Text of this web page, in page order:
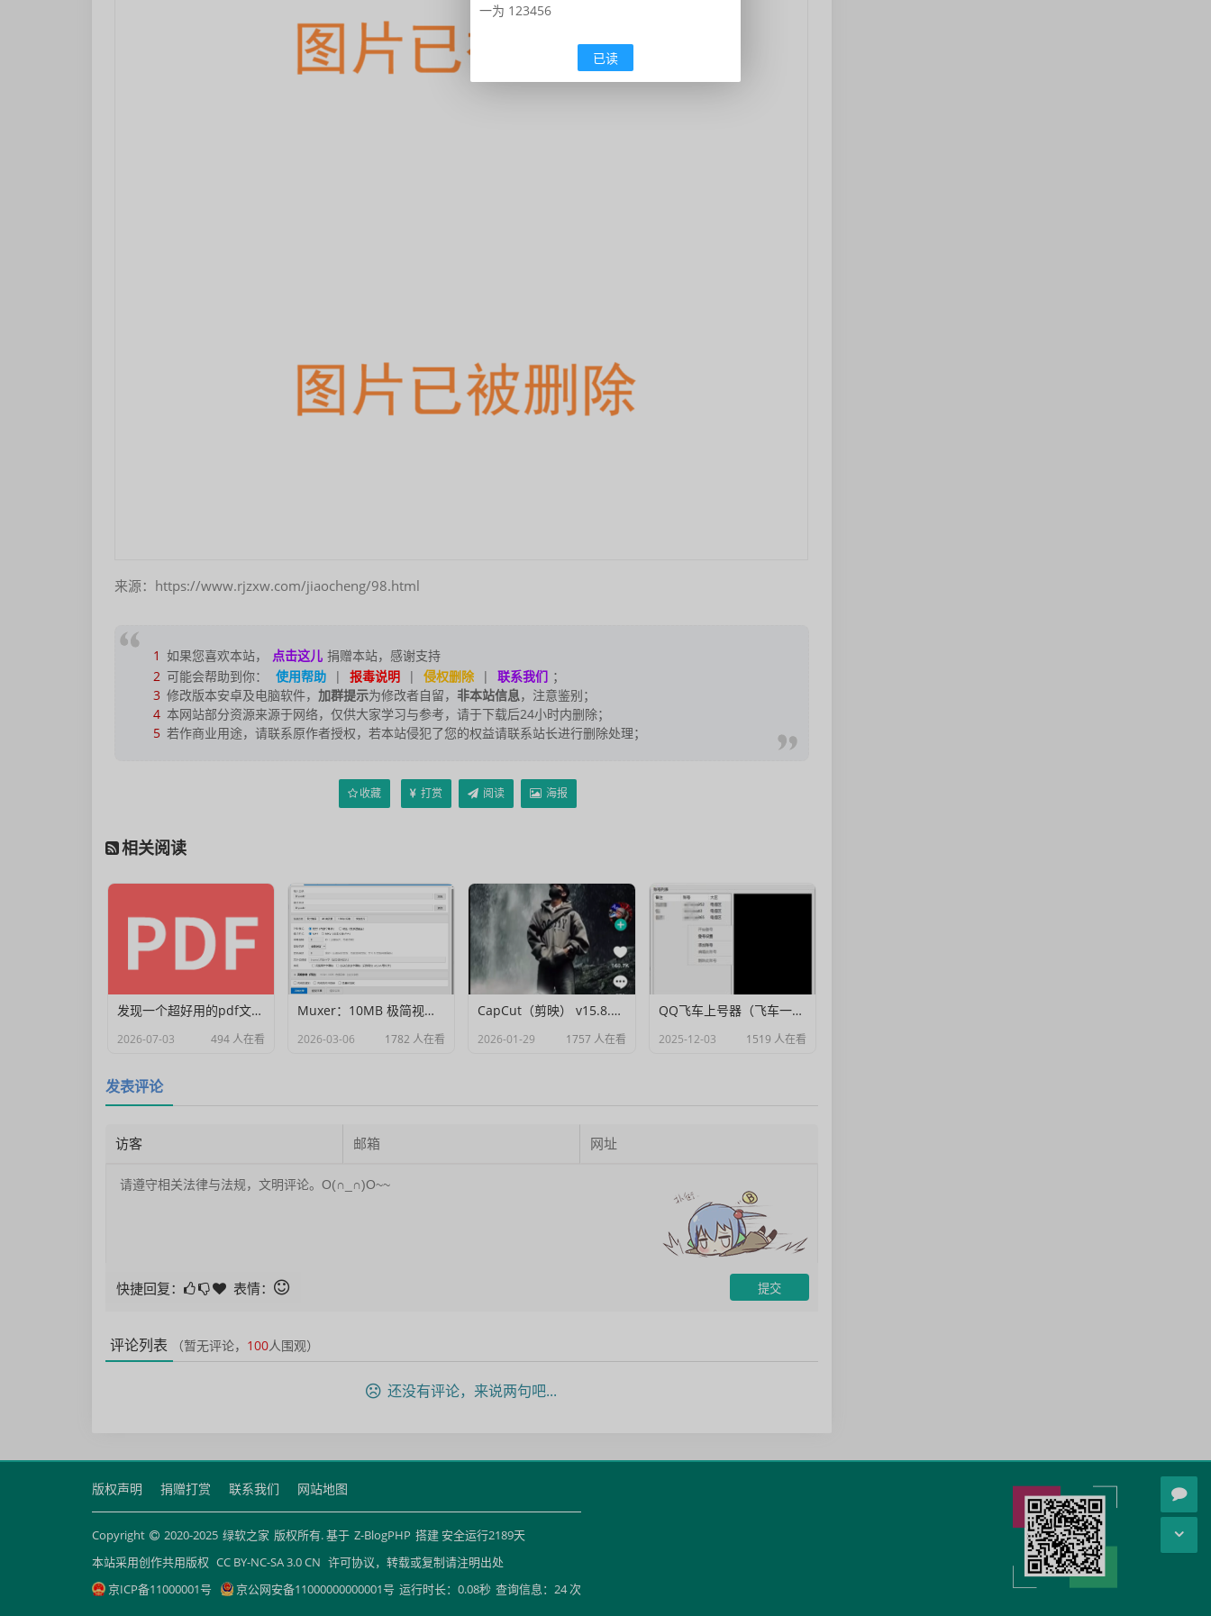
来源：https://www.rjzxw.com/jiaocheng/98.html
1 如果您喜欢本站， 点击这儿 捐赠本站，感谢支持
2 可能会帮助到你： 使用帮助 | 报毒说明 | 侵权删除 | 联系我们 ；
3 修改版本安卓及电脑软件， 加群提示为修改者自留， 非本站信息，注意鉴别；
4 本网站部分资源来源于网络，仅供大家学习与参考，请于下载后24小时内删除；
5 若作商业用途，请联系原作者授权，若本站侵犯了您的权益请联系站长进行删除处理；
收藏 打赏 阅读 海报
相关阅读
发现一个超好用的pdf文档编辑器
2026-07-03 494 人在看
Muxer：10MB 极简视频字幕批量封装工具 (单文件/绿色版)
2026-03-06 1782 人在看
CapCut（剪映） v15.8.0 国际高级会员解锁破解版
2026-01-29 1757 人在看
QQ飞车上号器（飞车一键登号器）V1.0
2025-12-03 1519 人在看
发表评论
快捷回复： 表情：
评论列表 （暂无评论， 100人围观）
还没有评论，来说两句吧...
版权声明 捐赠打赏 联系我们 网站地图
Copyright 2020-2025 绿软之家 版权所有. 基于 Z-BlogPHP 搭建 安全运行2189天
本站采用创作共用版权 CC BY-NC-SA 3.0 CN 许可协议，转载或复制请注明出处
京ICP备11000001号
京公网安备11000000000001号 运行时长：0.08秒 查询信息：24 次
一为 123456
已读